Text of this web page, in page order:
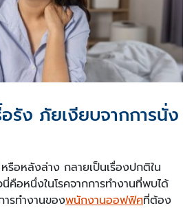
รัง ภัยเงียบจากการนั่ง
รือหลังล่าง กลายเป็นเรื่องปกติใน
อหนึ่งในโรคจากการทำงานที่พบได้
ารทำงานของพนักงานออฟฟิศที่ต้อง